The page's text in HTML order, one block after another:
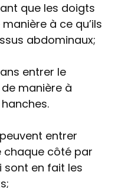
que les doigts
à ce qu’ils
abdominaux;
entrer le
manière à
entrer
chaque côté par
sont en fait les